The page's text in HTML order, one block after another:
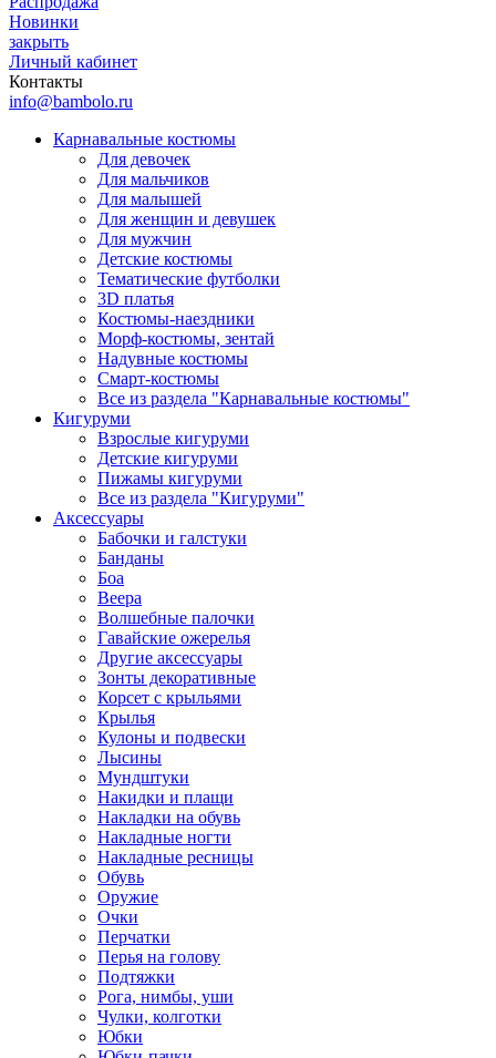
Новинки
закрыть
Личный кабинет
Контакты
info@bambolo.ru
Карнавальные костюмы
Для девочек
Для мальчиков
Для малышей
Для женщин и девушек
Для мужчин
Детские костюмы
Тематические футболки
3D платья
Костюмы-наездники
Морф-костюмы, зентай
Надувные костюмы
Смарт-костюмы
Все из раздела "Карнавальные костюмы"
Кигуруми
Взрослые кигуруми
Детские кигуруми
Пижамы кигуруми
Все из раздела "Кигуруми"
Аксессуары
Бабочки и галстуки
Банданы
Боа
Веера
Волшебные палочки
Гавайские ожерелья
Другие аксессуары
Зонты декоративные
Корсет с крыльями
Крылья
Кулоны и подвески
Лысины
Мундштуки
Накидки и плащи
Накладки на обувь
Накладные ногти
Накладные ресницы
Обувь
Оружие
Очки
Перчатки
Перья на голову
Подтяжки
Рога, нимбы, уши
Чулки, колготки
Юбки